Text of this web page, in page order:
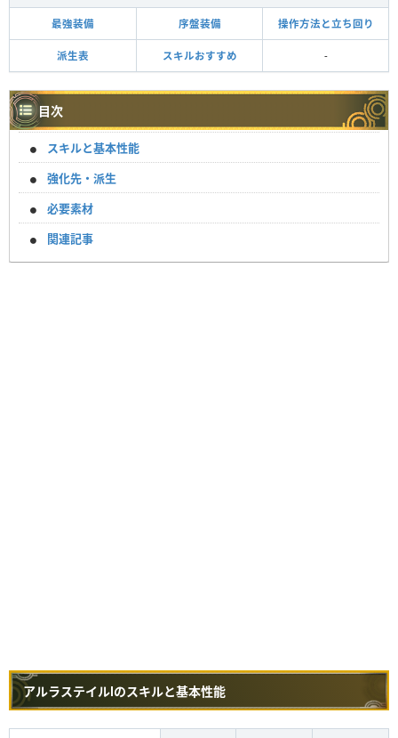
最強装備 序盤装備 操作方法と立ち回り
派生表 スキルおすすめ -
目次
スキルと基本性能
強化先・派生
必要素材
関連記事
アルラステイルⅠのスキルと基本性能